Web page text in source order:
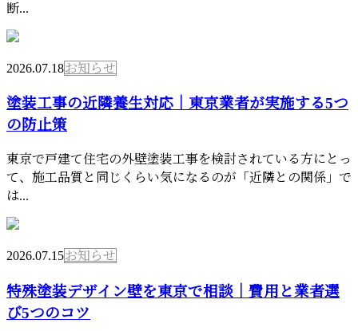
断...
2026.07.18お知らせ
塗装工事の近隣養生対応｜東京業者が実施する5つ
の防止策
東京で戸建て住宅の外壁塗装工事を検討されている方にとっ
て、施工品質と同じくらい気になるのが「近隣との関係」で
は...
2026.07.15お知らせ
特殊塗装デザイン壁を東京で相談｜費用と業者選
び5つのコツ